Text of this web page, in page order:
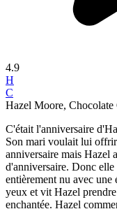
4.9
H
C
Hazel Moore, Chocolate
C'était l'anniversaire
Son mari voulait lui
anniversaire mais Hazel
d'anniversaire. Donc
entièrement nu avec
yeux et vit Hazel
enchantée. Hazel